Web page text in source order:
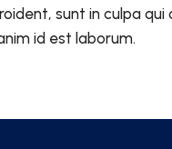
sunt in culpa qui
id est laborum.